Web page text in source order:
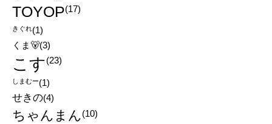
TOYOP(17)
きぐれ(1)
くま🐻(3)
こす(23)
しまむー(1)
せきの(4)
ちゃんまん(10)